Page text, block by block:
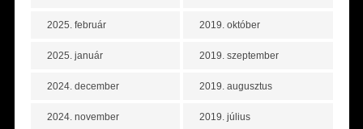
2025. február
2025. január
2024. december
2024. november
2019. október
2019. szeptember
2019. augusztus
2019. július